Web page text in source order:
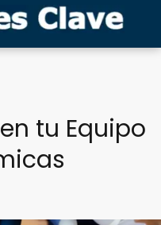
tu Equipo